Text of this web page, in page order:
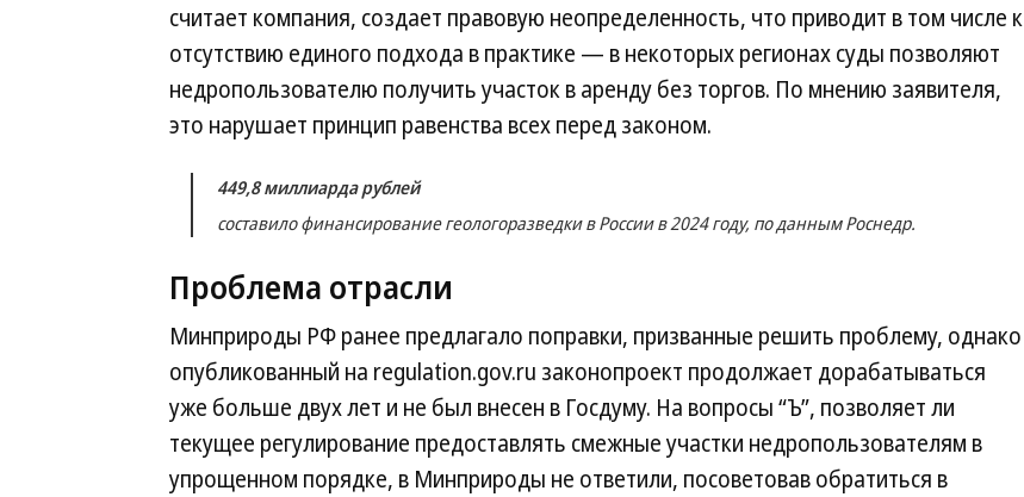
считает компания, создает правовую неопределенность, что приводит в том числе к
отсутствию единого подхода в практике — в некоторых регионах суды позволяют
недропользователю получить участок в аренду без торгов. По мнению заявителя,
это нарушает принцип равенства всех перед законом.
449,8 миллиарда рублей
составило финансирование геологоразведки в России в 2024 году, по данным Роснедр.
Проблема отрасли
Минприроды РФ ранее предлагало поправки, призванные решить проблему, однако
опубликованный на regulation.gov.ru законопроект продолжает дорабатываться
уже больше двух лет и не был внесен в Госдуму. На вопросы “Ъ”, позволяет ли
текущее регулирование предоставлять смежные участки недропользователям в
упрощенном порядке, в Минприроды не ответили, посоветовав обратиться в